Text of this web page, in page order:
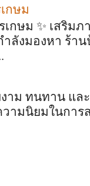
กษม
เกษม ✨ เสริ
ลังมองหา ร้าน
าม ทนทาน แล
ามนิยมในการ